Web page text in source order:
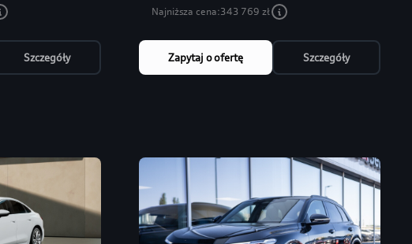
Szczegóły
Najniższa cena:343 769 zł
Zapytaj o ofertę Szczegóły